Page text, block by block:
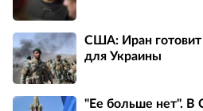
США: Иран
для Украины
"Ее больше нет".